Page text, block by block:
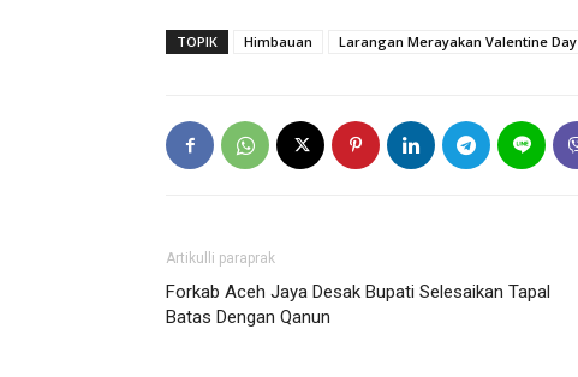
TOPIK Himbauan Larangan Merayakan Valentine Day
Artikulli paraprak
Forkab Aceh Jaya Desak Bupati Selesaikan Tapal
Batas Dengan Qanun